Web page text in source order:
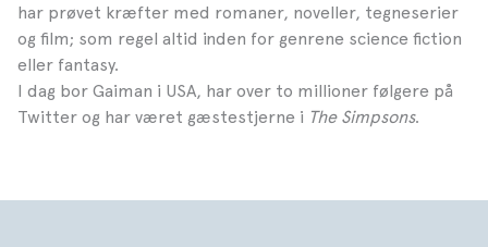
har prøvet kræfter med romaner, noveller, tegneserier
og film; som regel altid inden for genrene science fiction
eller fantasy.
I dag bor Gaiman i USA, har over to millioner følgere på
Twitter og har været gæstestjerne i The Simpsons.